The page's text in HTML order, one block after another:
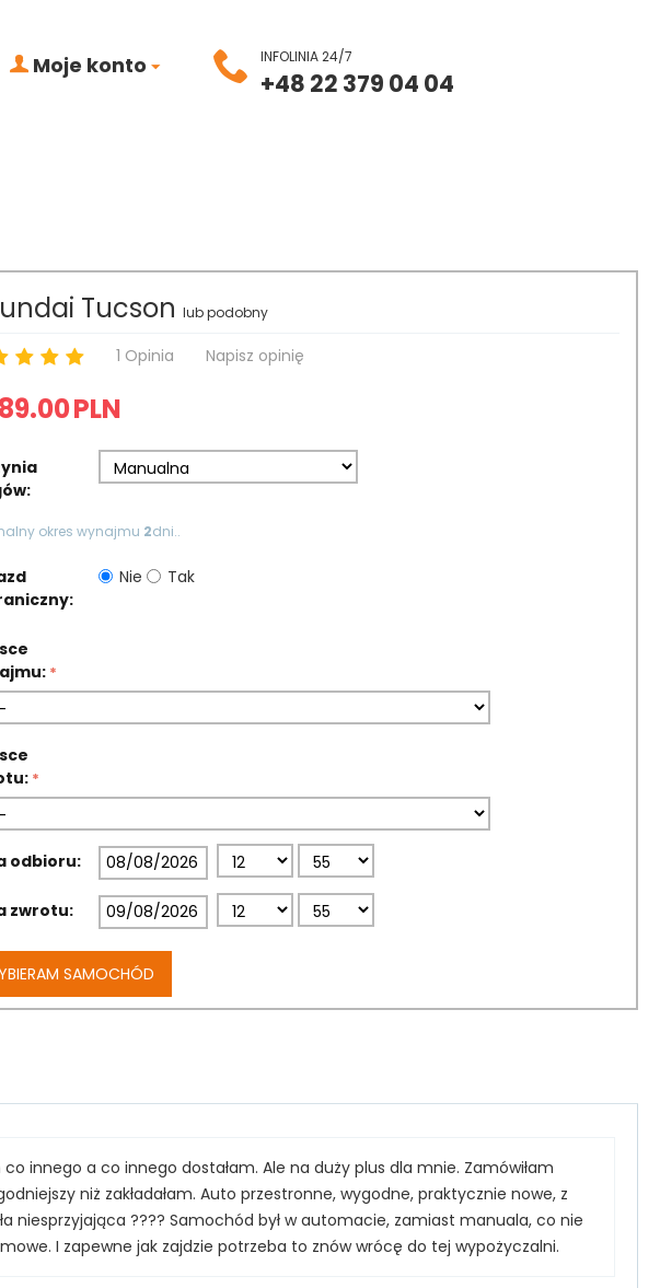
Moje konto INFOLINIA 24/7
+48 22 379 04 04
Tucson lub podobny
1 Opinia Napisz opinię
PLN
okres wynajmu 2dni..
Nie Tak
odbioru:
zwrotu:
SAMOCHÓD
innego a co innego dostałam. Ale na duży plus dla mnie. Zamówiłam
niż zakładałam. Auto przestronne, wygodne, praktycznie nowe, z
niesprzyjająca ???? Samochód był w automacie, zamiast manuala, co nie
I zapewne jak zajdzie potrzeba to znów wrócę do tej wypożyczalni.